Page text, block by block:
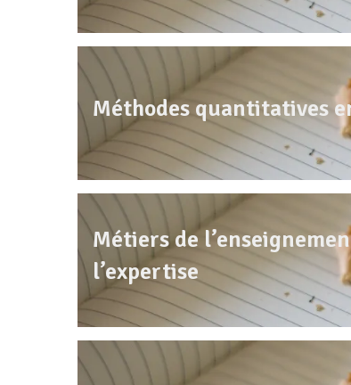
Méthodes quantitatives
Métiers de
l’expertise